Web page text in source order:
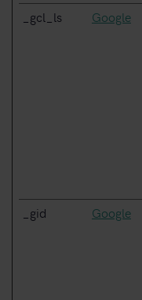
_gcl_ls Google
_gid Google